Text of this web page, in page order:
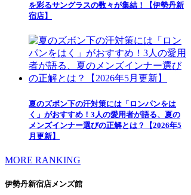
を彩るサングラスの数々が集結！【伊勢丹新
宿店】
夏のズボン下の汗対策には「ロンパンをは
く」がおすすめ！3人の愛用者が語る、夏の
メンズインナー選びの正解とは？【2026年5
月更新】
MORE RANKING
伊勢丹新宿店メンズ館